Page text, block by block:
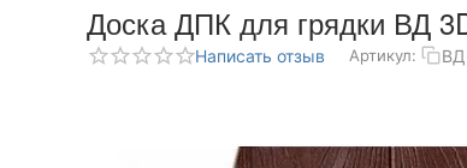
Доска ДПК для грядки ВД
Написать отзыв Артикул: